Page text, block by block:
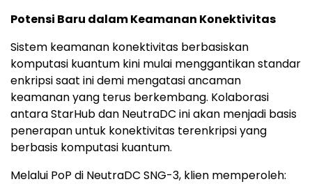
Potensi Baru dalam Keamanan Konektivitas
Sistem keamanan konektivitas berbasiskan
komputasi kuantum kini mulai menggantikan standar
enkripsi saat ini demi mengatasi ancaman
keamanan yang terus berkembang. Kolaborasi
antara StarHub dan NeutraDC ini akan menjadi basis
penerapan untuk konektivitas terenkripsi yang
berbasis komputasi kuantum.
Melalui PoP di NeutraDC SNG-3, klien memperoleh: